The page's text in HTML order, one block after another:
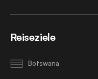
Reiseziele
Botswana